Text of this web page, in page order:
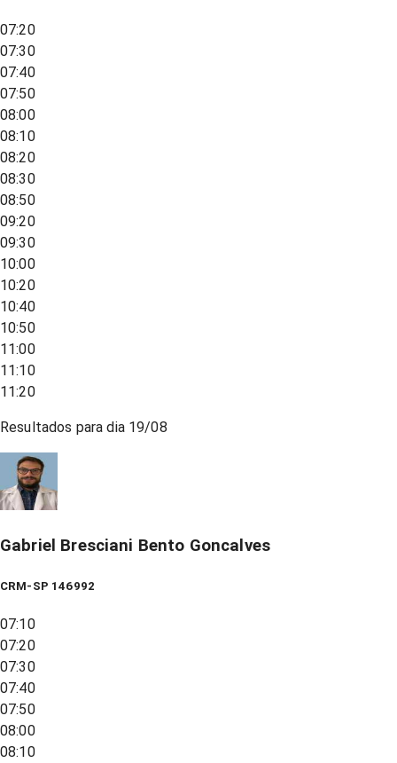
07:20
07:30
07:40
07:50
08:00
08:10
08:20
08:30
08:50
09:20
09:30
10:00
10:20
10:40
10:50
11:00
11:10
11:20
Resultados para dia 19/08
Gabriel Bresciani Bento Goncalves
CRM-SP 146992
07:10
07:20
07:30
07:40
07:50
08:00
08:10